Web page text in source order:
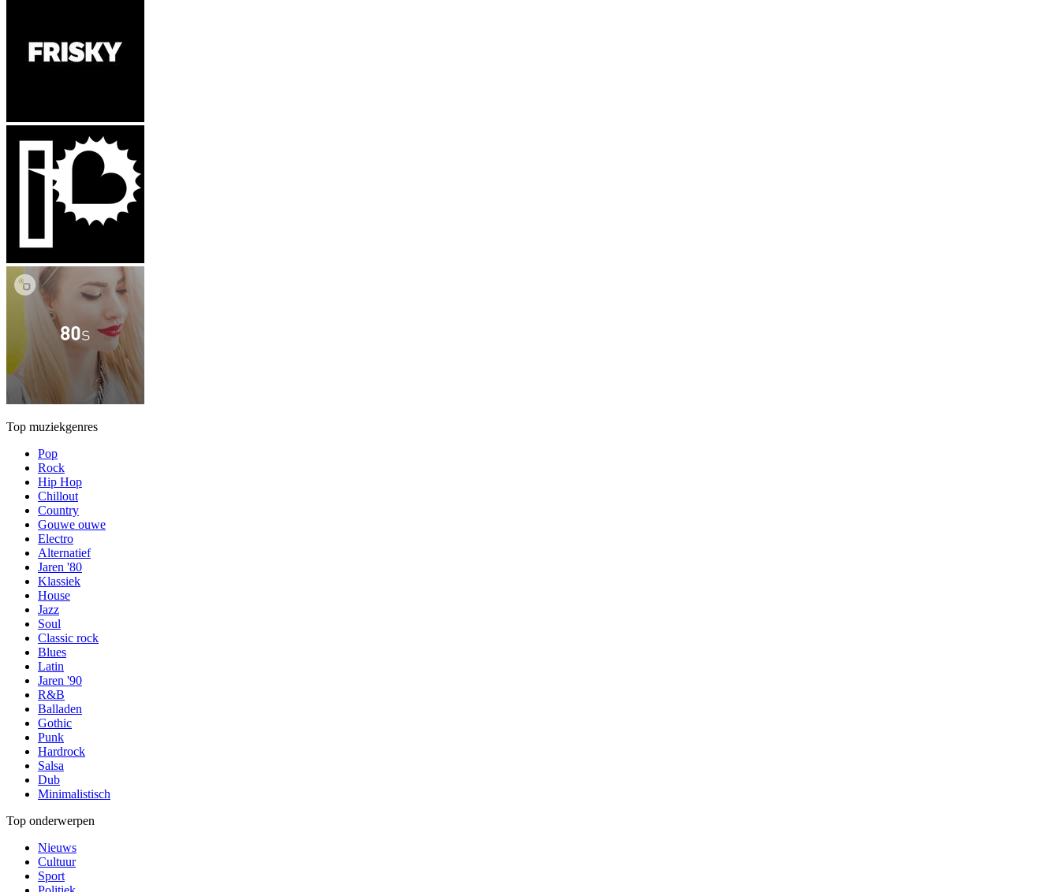
Top muziekgenres
Pop
Rock
Hip Hop
Chillout
Country
Gouwe ouwe
Electro
Alternatief
Jaren '80
Klassiek
House
Jazz
Soul
Classic rock
Blues
Latin
Jaren '90
R&B
Balladen
Gothic
Punk
Hardrock
Salsa
Dub
Minimalistisch
Top onderwerpen
Nieuws
Cultuur
Sport